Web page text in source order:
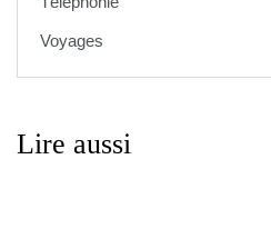
Voyages
Lire aussi